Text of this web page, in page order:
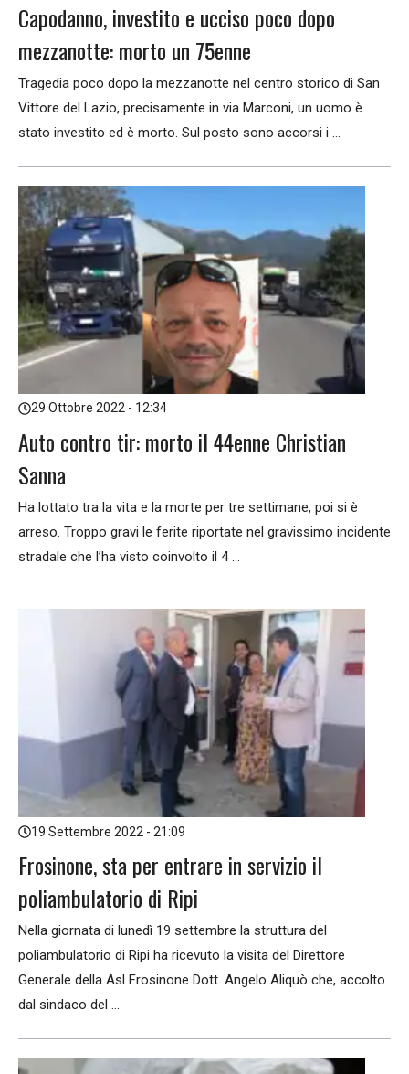
Capodanno, investito e ucciso poco dopo
mezzanotte: morto un 75enne
Tragedia poco dopo la mezzanotte nel centro storico di San
Vittore del Lazio, precisamente in via Marconi, un uomo è
stato investito ed è morto. Sul posto sono accorsi i ...
29 Ottobre 2022 - 12:34
Auto contro tir: morto il 44enne Christian
Sanna
Ha lottato tra la vita e la morte per tre settimane, poi si è
arreso. Troppo gravi le ferite riportate nel gravissimo incidente
stradale che l’ha visto coinvolto il 4 ...
19 Settembre 2022 - 21:09
Frosinone, sta per entrare in servizio il
poliambulatorio di Ripi
Nella giornata di lunedì 19 settembre la struttura del
poliambulatorio di Ripi ha ricevuto la visita del Direttore
Generale della Asl Frosinone Dott. Angelo Aliquò che, accolto
dal sindaco del ...